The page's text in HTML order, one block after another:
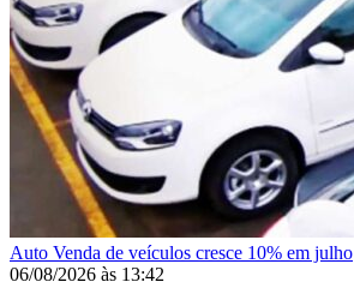
Auto Venda de veículos cresce 10% em julho
06/08/2026 às 13:42